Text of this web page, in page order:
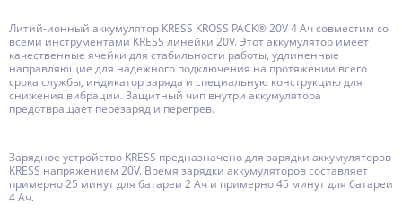
Литий-ионный аккумулятор KRESS KROSS PACK® 20V 4 Ач совместим со
всеми инструментами KRESS линейки 20V. Этот аккумулятор имеет
качественные ячейки для стабильности работы, удлиненные
направляющие для надежного подключения на протяжении всего
срока службы, индикатор заряда и специальную конструкцию для
снижения вибрации. Защитный чип внутри аккумулятора
предотвращает перезаряд и перегрев.
Зарядное устройство KRESS предназначено для зарядки аккумуляторов
KRESS напряжением 20V. Время зарядки аккумуляторов составляет
примерно 25 минут для батареи 2 Ач и примерно 45 минут для батареи
4 Ач.